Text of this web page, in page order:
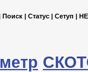
Поиск | Статус | Сетуп |